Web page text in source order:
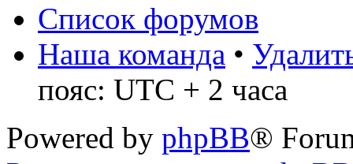
Список форумов
Наша команда •
пояс: UTC + 2 часа
Powered by phpBB®